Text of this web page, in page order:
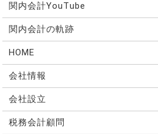
関内会計YouTube
関内会計の軌跡
HOME
会社情報
会社設立
税務会計顧問